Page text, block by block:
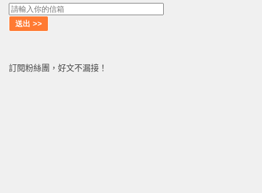
訂閱粉絲團，好文不漏接！